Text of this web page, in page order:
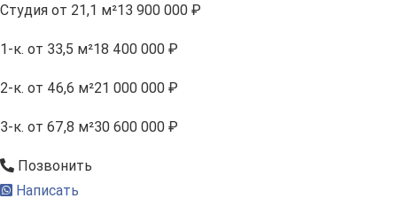
Студия от 21,1 м²13 900 000 ₽
1-к. от 33,5 м²18 400 000 ₽
2-к. от 46,6 м²21 000 000 ₽
3-к. от 67,8 м²30 600 000 ₽
Позвонить
Написать